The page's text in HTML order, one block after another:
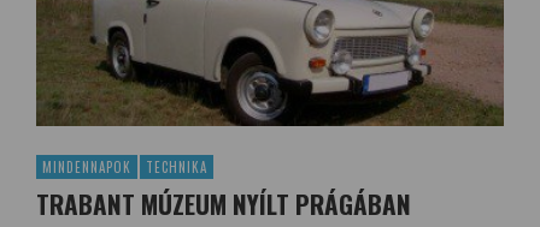
MINDENNAPOK TECHNIKA
TRABANT MÚZEUM NYÍLT PRÁGÁBAN